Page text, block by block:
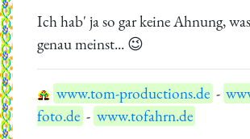
Ich hab' ja so gar keine Ahnung,
genau meinst... 😉
www.tom-productions.de -
foto.de - www.tofahrn.de